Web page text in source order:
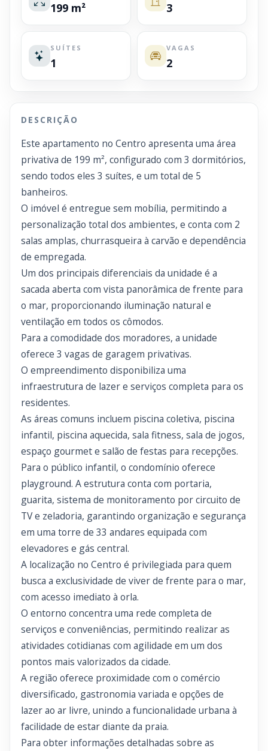
199 m² 3
SUÍTES
1
VAGAS
2
DESCRIÇÃO
Este apartamento no Centro apresenta uma área
privativa de 199 m², configurado com 3 dormitórios,
sendo todos eles 3 suítes, e um total de 5
banheiros.
O imóvel é entregue sem mobília, permitindo a
personalização total dos ambientes, e conta com 2
salas amplas, churrasqueira à carvão e dependência
de empregada.
Um dos principais diferenciais da unidade é a
sacada aberta com vista panorâmica de frente para
o mar, proporcionando iluminação natural e
ventilação em todos os cômodos.
Para a comodidade dos moradores, a unidade
oferece 3 vagas de garagem privativas.
O empreendimento disponibiliza uma
infraestrutura de lazer e serviços completa para os
residentes.
As áreas comuns incluem piscina coletiva, piscina
infantil, piscina aquecida, sala fitness, sala de jogos,
espaço gourmet e salão de festas para recepções.
Para o público infantil, o condomínio oferece
playground. A estrutura conta com portaria,
guarita, sistema de monitoramento por circuito de
TV e zeladoria, garantindo organização e segurança
em uma torre de 33 andares equipada com
elevadores e gás central.
A localização no Centro é privilegiada para quem
busca a exclusividade de viver de frente para o mar,
com acesso imediato à orla.
O entorno concentra uma rede completa de
serviços e conveniências, permitindo realizar as
atividades cotidianas com agilidade em um dos
pontos mais valorizados da cidade.
A região oferece proximidade com o comércio
diversificado, gastronomia variada e opções de
lazer ao ar livre, unindo a funcionalidade urbana à
facilidade de estar diante da praia.
Para obter informações detalhadas sobre as